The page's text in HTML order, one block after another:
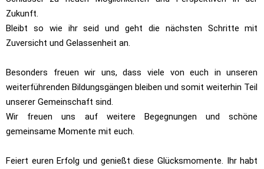
Zukunft.
Bleibt so wie ihr seid und geht die nächsten Schritte mit
Zuversicht und Gelassenheit an.
Besonders freuen wir uns, dass viele von euch in unseren
weiterführenden Bildungsgängen bleiben und somit weiterhin Teil
unserer Gemeinschaft sind.
Wir freuen uns auf weitere Begegnungen und schöne
gemeinsame Momente mit euch.
Feiert euren Erfolg und genießt diese Glücksmomente. Ihr habt